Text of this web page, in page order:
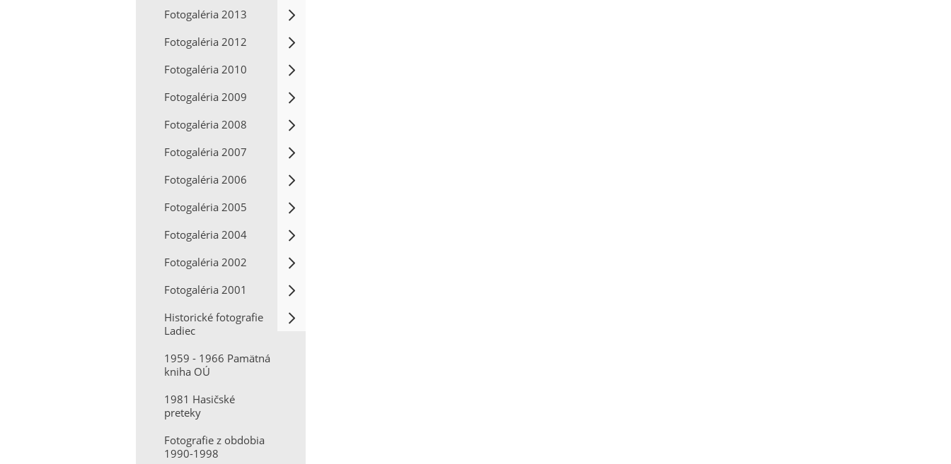
Fotogaléria 2013
Fotogaléria 2012
Fotogaléria 2010
Fotogaléria 2009
Fotogaléria 2008
Fotogaléria 2007
Fotogaléria 2006
Fotogaléria 2005
Fotogaléria 2004
Fotogaléria 2002
Fotogaléria 2001
Historické fotografie
Ladiec
1959 - 1966 Pamätná
kniha OÚ
1981 Hasičské
preteky
Fotografie z obdobia
1990-1998